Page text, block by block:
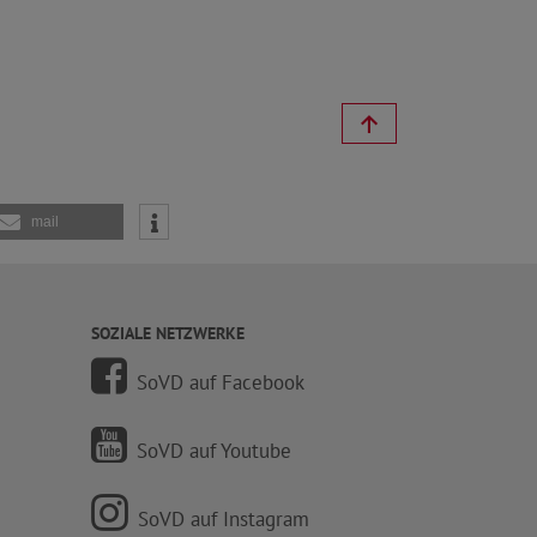
mail
SOZIALE NETZWERKE
SoVD auf Facebook
SoVD auf Youtube
SoVD auf Instagram